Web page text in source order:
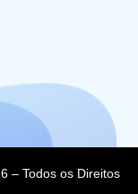
– Todos os Direitos